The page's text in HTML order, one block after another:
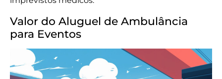
Valor do Aluguel de Ambulância
para Eventos